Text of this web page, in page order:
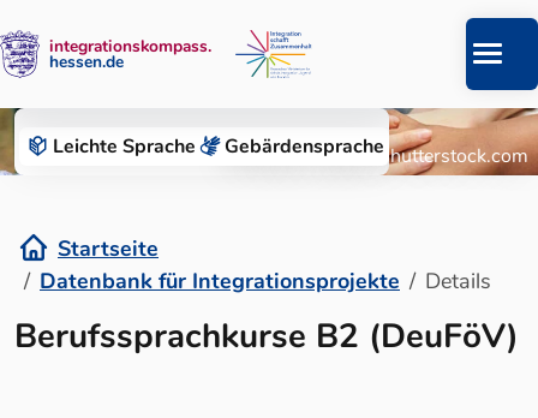
Leichte Sprache Gebärden­sprache
Zum Inhalt springen
integrationskompass.
hessen.de
Datenbank für Integrationsprojekte
© Roman Chazov/Shutterstock.com
Startseite
Datenbank für Integrationsprojekte
Details
Details
Berufssprachkurse B2 (DeuFöV)